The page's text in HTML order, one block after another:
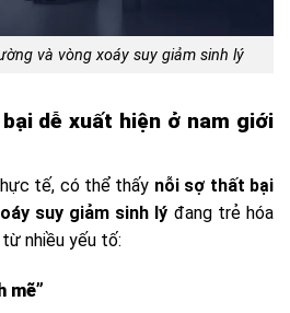
và vòng xoáy suy giảm sinh lý
dễ xuất hiện ở nam giới
tế, có thể thấy nỗi sợ thất bại
suy giảm sinh lý đang trẻ hóa
nhiều yếu tố:
mẽ”